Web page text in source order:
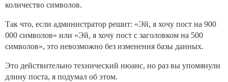
количество символов.
Так что, если администратор решит: «Эй, я хочу пост на 900
000 символов» или «Эй, я хочу пост с заголовком на 500
символов», это невозможно без изменения базы данных.
Это действительно технический нюанс, но раз вы упомянули
длину поста, я подумал об этом.